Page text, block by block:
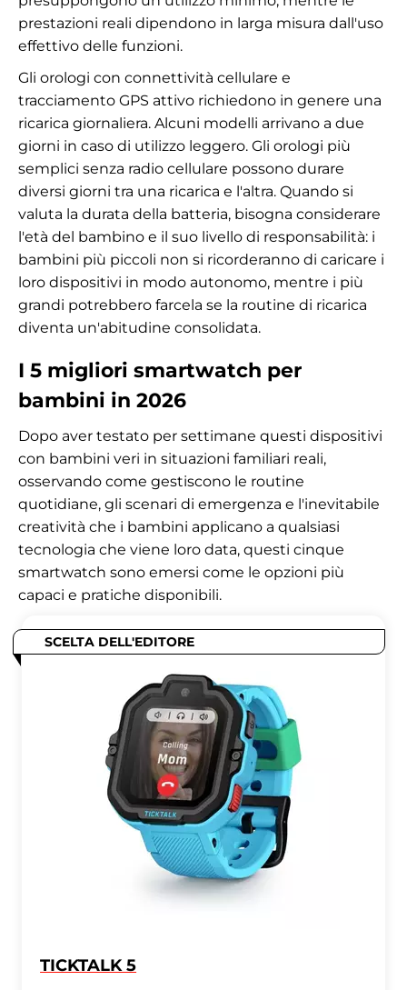
prestazioni reali dipendono in larga misura dall'uso
effettivo delle funzioni.
Gli orologi con connettività cellulare e
tracciamento GPS attivo richiedono in genere una
ricarica giornaliera. Alcuni modelli arrivano a due
giorni in caso di utilizzo leggero. Gli orologi più
semplici senza radio cellulare possono durare
diversi giorni tra una ricarica e l'altra. Quando si
valuta la durata della batteria, bisogna considerare
l'età del bambino e il suo livello di responsabilità: i
bambini più piccoli non si ricorderanno di caricare i
loro dispositivi in modo autonomo, mentre i più
grandi potrebbero farcela se la routine di ricarica
diventa un'abitudine consolidata.
I 5 migliori smartwatch per
bambini in 2026
Dopo aver testato per settimane questi dispositivi
con bambini veri in situazioni familiari reali,
osservando come gestiscono le routine
quotidiane, gli scenari di emergenza e l'inevitabile
creatività che i bambini applicano a qualsiasi
tecnologia che viene loro data, questi cinque
smartwatch sono emersi come le opzioni più
capaci e pratiche disponibili.
SCELTA DELL'EDITORE
TICKTALK 5